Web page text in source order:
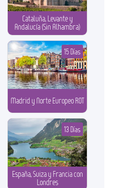
Cataluña, Levante y
Andalucía (Sin Alhambra)
Madrid y Norte Europeo ROT
15 Días
España, Suiza y Francia con
Londres
13 Días